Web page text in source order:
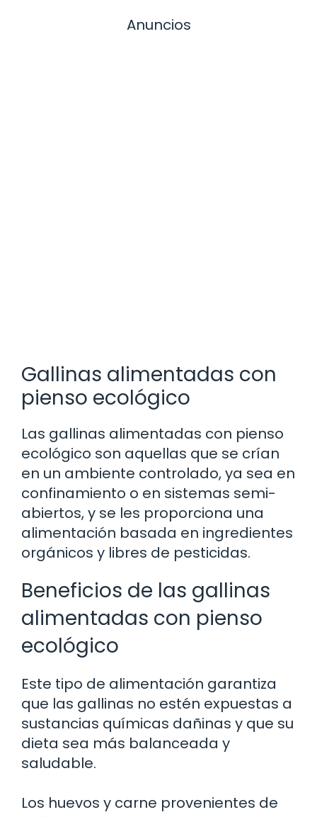
Anuncios
Gallinas alimentadas con
pienso ecológico
Las gallinas alimentadas con pienso
ecológico son aquellas que se crían
en un ambiente controlado, ya sea en
confinamiento o en sistemas semi-
abiertos, y se les proporciona una
alimentación basada en ingredientes
orgánicos y libres de pesticidas.
Beneficios de las gallinas
alimentadas con pienso
ecológico
Este tipo de alimentación garantiza
que las gallinas no estén expuestas a
sustancias químicas dañinas y que su
dieta sea más balanceada y
saludable.
Los huevos y carne provenientes de